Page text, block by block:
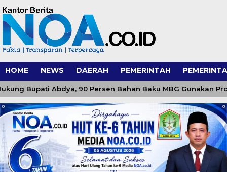
HOME NEWS DAERAH PEMERINTAH
Bupati Abdya, 90 Persen Bahan Baku MBG Gunakan